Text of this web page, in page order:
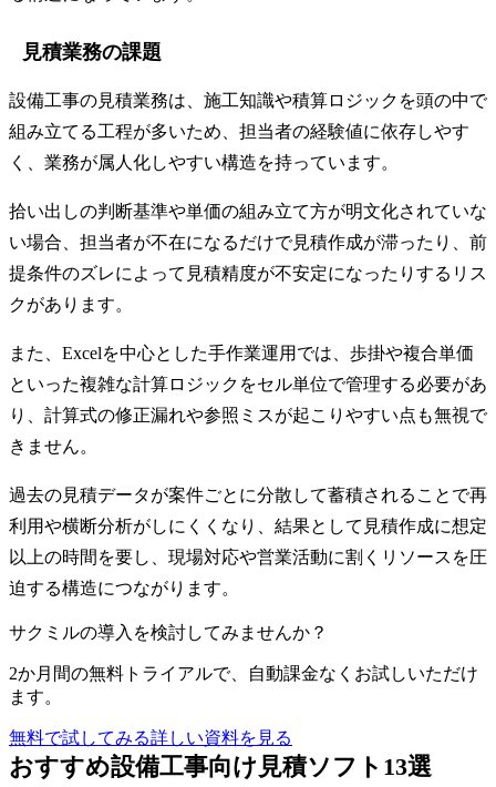
見積業務の課題
設備工事の見積業務は、施工知識や積算ロジックを頭の中で
組み立てる工程が多いため、担当者の経験値に依存しやす
く、業務が属人化しやすい構造を持っています。
拾い出しの判断基準や単価の組み立て方が明文化されていな
い場合、担当者が不在になるだけで見積作成が滞ったり、前
提条件のズレによって見積精度が不安定になったりするリス
クがあります。
また、Excelを中心とした手作業運用では、歩掛や複合単価
といった複雑な計算ロジックをセル単位で管理する必要があ
り、計算式の修正漏れや参照ミスが起こりやすい点も無視で
きません。
過去の見積データが案件ごとに分散して蓄積されることで再
利用や横断分析がしにくくなり、結果として見積作成に想定
以上の時間を要し、現場対応や営業活動に割くリソースを圧
迫する構造につながります。
サクミルの導入を検討してみませんか？
2か月間の無料トライアルで、自動課金なくお試しいただけ
ます。
無料で試してみる詳しい資料を見る
おすすめ設備工事向け見積ソフト13選